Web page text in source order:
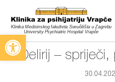
Open toolbar
Delirij – spriječi,